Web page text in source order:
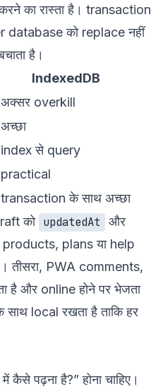
का रास्ता है। transaction
database को replace नहीं
है।
IndexedDB
अक्सर overkill
अच्छा
index से query
practical
transaction के साथ अच्छा
को updatedAt
और
plans या help
तीसरा, PWA comments,
है और online होने पर भेजता
local रखता है ताकि हर
पढ़ना है?” होना चाहिए।